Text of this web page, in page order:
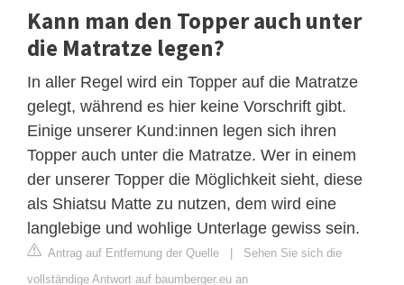
Kann man den Topper auch unter
die Matratze legen?
In aller Regel wird ein Topper auf die Matratze
gelegt, während es hier keine Vorschrift gibt.
Einige unserer Kund:innen legen sich ihren
Topper auch unter die Matratze. Wer in einem
der unserer Topper die Möglichkeit sieht, diese
als Shiatsu Matte zu nutzen, dem wird eine
langlebige und wohlige Unterlage gewiss sein.
Antrag auf Entfernung der Quelle | Sehen Sie sich die
vollständige Antwort auf baumberger.eu an